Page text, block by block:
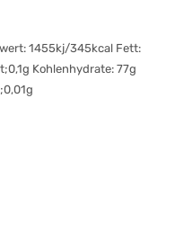
1455kj/345kcal Fett:
Kohlenhydrate: 77g